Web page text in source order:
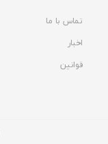
تماس با ما
اخبار
قوانین